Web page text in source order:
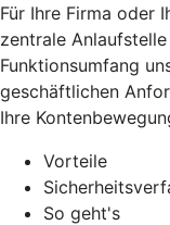
Für Ihre Firma oder
zentrale
Funktionsumfang
geschäftlichen
Ihre
Vorteile
So geht's